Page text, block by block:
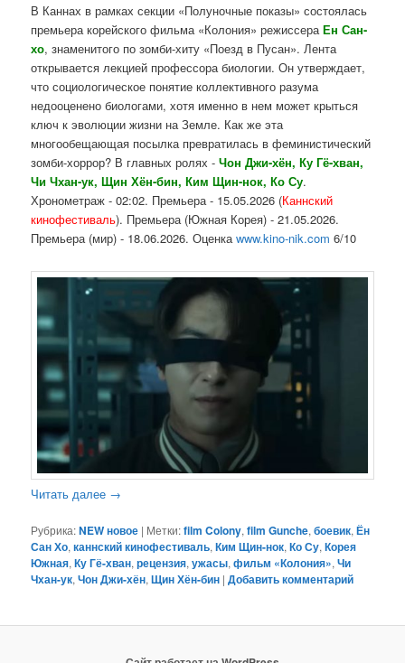
В Каннах в рамках секции «Полуночные показы» состоялась
премьера корейского фильма «Колония» режиссераЕн Сан-
хо, знаменитого по зомби-хиту «Поезд в Пусан». Лента
открывается лекцией профессора биологии. Он утверждает,
что социологическое понятие коллективного разума
недооценено биологами, хотя именно в нем может крыться
ключ к эволюции жизни на Земле. Как же эта
многообещающая посылка превратилась в феминистический
зомби-хоррор? В главных ролях -Чон Джи-хён, Ку Гё-хван,
Чи Чхан-ук, Щин Хён-бин, Ким Щин-нок, Ко Су.
Хронометраж - 02:02. Премьера - 15.05.2026 (Каннский
кинофестиваль). Премьера (Южная Корея) - 21.05.2026.
Премьера (мир) - 18.06.2026. Оценкаwww.kino-nik.com 6/10
Читать далее →
Рубрика:NEW новое | Метки:film Colony,film Gunche,боевик,Ён
Сан Хо,каннский кинофестиваль,Ким Щин-нок,Ко Су,Корея
Южная,Ку Гё-хван,рецензия,ужасы,фильм «Колония»,Чи
Чхан-ук,Чон Джи-хён,Щин Хён-бин |Добавить комментарий